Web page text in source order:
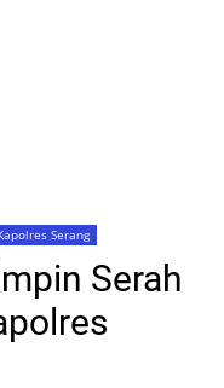
Serang
Serah